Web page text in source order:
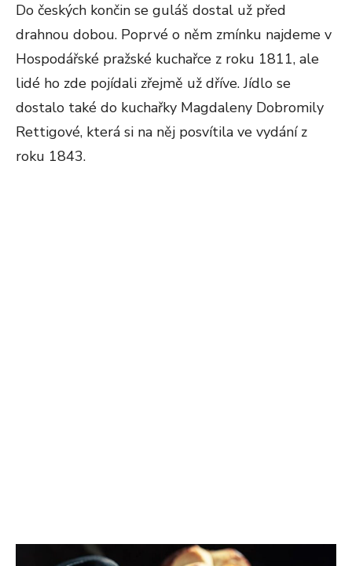
Do českých končin se guláš dostal už před
drahnou dobou. Poprvé o něm zmínku najdeme v
Hospodářské pražské kuchařce z roku 1811, ale
lidé ho zde pojídali zřejmě už dříve. Jídlo se
dostalo také do kuchařky Magdaleny Dobromily
Rettigové, která si na něj posvítila ve vydání z
roku 1843.